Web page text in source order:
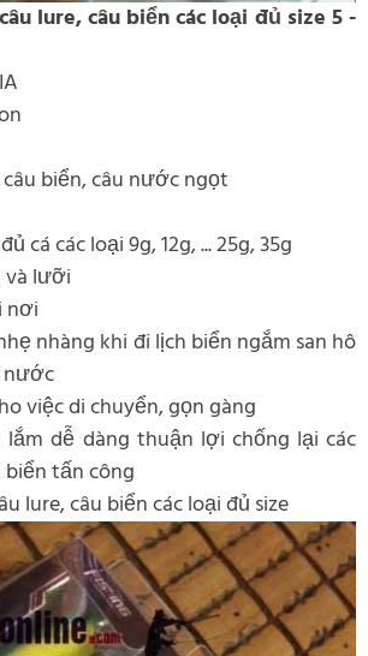
lure, câu biển các loại đủ size 5 -
biển, câu nước ngọt
cá các loại 9g, 12g, ... 25g, 35g
và lưỡi
nơi
nhàng khi đi lịch biển ngắm san hô
nước
việc di chuyển, gọn gàng
lắm dễ dàng thuận lợi chống lại các
tấn công
lure, câu biển các loại đủ size